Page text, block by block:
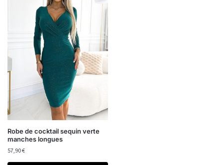
Robe de cocktail sequin verte
manches longues
57,90€